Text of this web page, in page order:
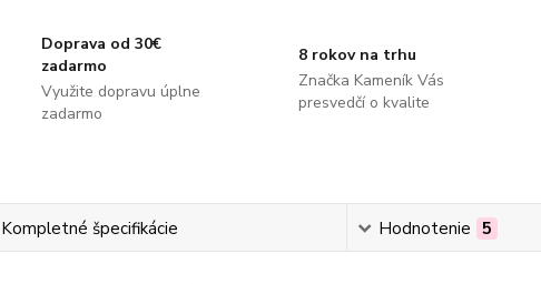
Doprava od 30€
zadarmo
Využite dopravu úplne
zadarmo
8 rokov na trhu
Značka Kameník Vás
presvedčí o kvalite
Kompletné špecifikácie Hodnotenie 5